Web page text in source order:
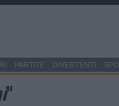
PARTITE DIVERTENTI
"